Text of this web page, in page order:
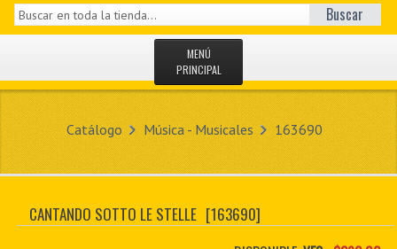
Buscar
MENÚ
PRINCIPAL
MIS DATOS
CONTACTO
Catálogo Música - Musicales 163690
CANTANDO SOTTO LE STELLE [163690]